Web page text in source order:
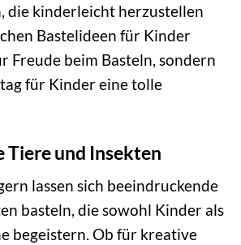
die kinderleicht herzustellen
Bastelideen für Kinder
Freude beim Basteln, sondern
für Kinder eine tolle
Tiere und Insekten
lassen sich beeindruckende
basteln, die sowohl Kinder als
begeistern. Ob für kreative